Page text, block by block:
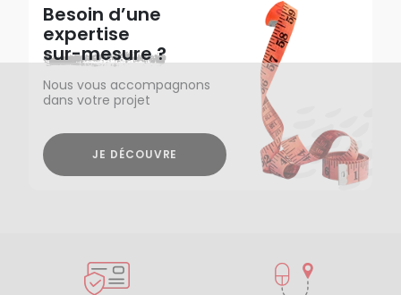
Besoin d’une
expertise
sur-mesure ?
Nous vous accompagnons
dans votre projet
JE DÉCOUVRE